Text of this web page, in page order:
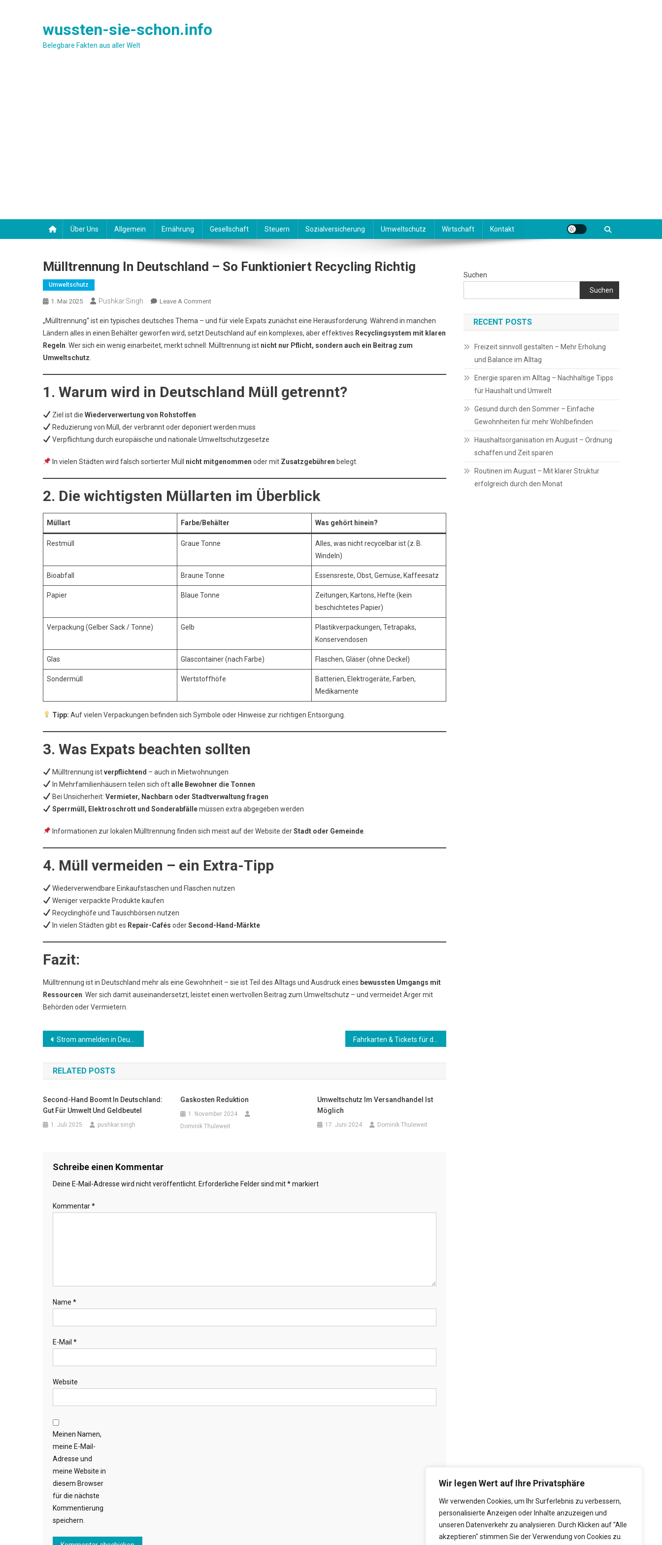
Wir legen Wert auf Ihre Privatsphäre
Wir verwenden Cookies, um Ihr Surferlebnis zu verbessern,
personalisierte Anzeigen oder Inhalte anzuzeigen und
unseren Datenverkehr zu analysieren. Durch Klicken auf "Alle
akzeptieren" stimmen Sie der Verwendung von Cookies zu.
wussten-sie-schon.info
Belegbare Fakten aus aller Welt
Über Uns Allgemein Ernährung Gesellschaft Steuern Sozialversicherung Umweltschutz Wirtschaft Kontakt
Mülltrennung In Deutschland – So Funktioniert Recycling Richtig
Umweltschutz
1. Mai 2025 Pushkar.singh Leave A CommentOn
In
Deutschland
–
Richtig
„Mülltrennung“ ist ein typisches deutsches Thema – und für viele Expats zunächst eine Herausforderung. Während in manchen
Ländern alles in einen Behälter geworfen wird, setzt Deutschland auf ein komplexes, aber effektives Recyclingsystem mit klaren
Regeln . Wer sich ein wenig einarbeitet, merkt schnell: Mülltrennung ist nicht nur Pflicht, sondern auch ein Beitrag zum
Umweltschutz
1. Warum wird in Deutschland Müll getrennt?
Ziel ist die Wiederverwertung von Rohstoffen
Reduzierung von Müll, der verbrannt oder deponiert werden muss
Verpflichtung durch europäische und nationale Umweltschutzgesetze
In vielen Städten wird falsch sortierter Müll nicht mitgenommen oder mit Zusatzgebühren belegt.
2. Die wichtigsten Müllarten im Überblick
Müllart Farbe/Behälter Was gehört hinein?
Restmüll Graue Tonne
Alles, was nicht recycelbar ist (z. B.
Windeln)
Bioabfall Braune Tonne Essensreste, Obst, Gemüse, Kaffeesatz
Papier Blaue Tonne
Zeitungen, Kartons, Hefte (kein
beschichtetes Papier)
Verpackung (Gelber Sack / Tonne) Gelb
Plastikverpackungen, Tetrapaks,
Konservendosen
Glas Glascontainer (nach Farbe) Flaschen, Gläser (ohne Deckel)
Sondermüll Wertstoffhöfe
Batterien, Elektrogeräte, Farben,
Medikamente
Tipp: Auf vielen Verpackungen befinden sich Symbole oder Hinweise zur richtigen Entsorgung.
3. Was Expats beachten sollten
Mülltrennung istverpflichtend – auch in Mietwohnungen
In Mehrfamilienhäusern teilen sich oftalle Bewohner die Tonnen
Bei Unsicherheit: Vermieter, Nachbarn oder Stadtverwaltung fragen
Sperrmüll, Elektroschrott und Sonderabfällemüssen extra abgegeben werden
Informationen zur lokalen Mülltrennung finden sich meist auf der Website derStadt oder Gemeinde.
4. Müll vermeiden – ein Extra-Tipp
Wiederverwendbare Einkaufstaschen und Flaschen nutzen
Weniger verpackte Produkte kaufen
Recyclinghöfe und Tauschbörsen nutzen
In vielen Städten gibt es Repair-Cafés oderSecond-Hand-Märkte
Fazit:
Mülltrennung ist in Deutschland mehr als eine Gewohnheit – sie ist Teil des Alltags und Ausdruck eines bewussten Umgangs mit
Ressourcen . Wer sich damit auseinandersetzt, leistet einen wertvollen Beitrag zum Umweltschutz – und vermeidet Ärger mit
Behörden oder Vermietern.
Beitrags-
Navigation
Strom anmelden in Deutschland – Was Expats wissen müssen
RELATED POSTS
Second-Hand Boomt In Deutschland:
Gut Für Umwelt Und Geldbeutel
1. Juli 2025 pushkar.singh
Gaskosten Reduktion
1. November 2024
Dominik Thuleweit
Umweltschutz Im Versandhandel Ist
Möglich
17. Juni 2024 Dominik Thuleweit
Schreibe einen Kommentar
Deine E-Mail-Adresse wird nicht veröffentlicht. Erforderliche Felder sind mit*markiert
Kommentar*
Name *
E-Mail *
Website
Meinen Namen,
meine E-Mail-
Adresse und
meine Website in
diesem Browser
für die nächste
Kommentierung
speichern.
Suchen
Suchen
RECENT POSTS
Freizeit sinnvoll gestalten – Mehr Erholung
und Balance im Alltag
Energie sparen im Alltag – Nachhaltige Tipps
für Haushalt und Umwelt
Gesund durch den Sommer – Einfache
Gewohnheiten für mehr Wohlbefinden
Haushaltsorganisation im August – Ordnung
schaffen und Zeit sparen
Routinen im August – Mit klarer Struktur
erfolgreich durch den Monat